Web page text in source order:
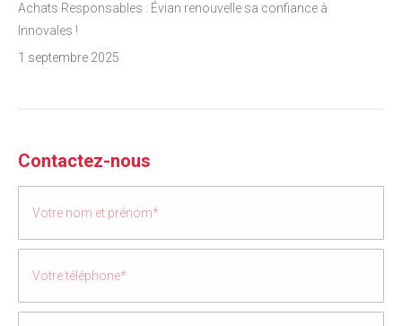
Achats Responsables : Évian renouvelle sa confiance à
Innovales !
1 septembre 2025
Contactez-nous